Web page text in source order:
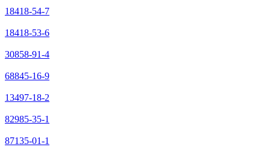
18418-54-7
18418-53-6
30858-91-4
68845-16-9
13497-18-2
82985-35-1
87135-01-1